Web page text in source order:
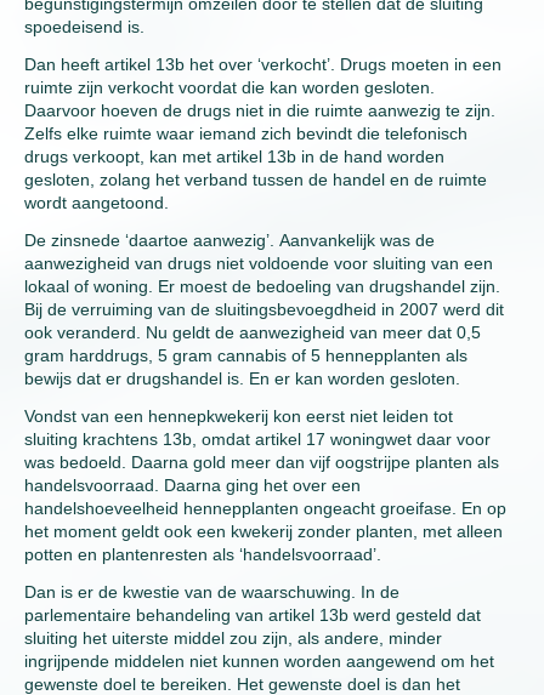
spoedeisend is.
Dan heeft artikel 13b het over ‘verkocht’. Drugs moeten in een
ruimte zijn verkocht voordat die kan worden gesloten.
Daarvoor hoeven de drugs niet in die ruimte aanwezig te zijn.
Zelfs elke ruimte waar iemand zich bevindt die telefonisch
drugs verkoopt, kan met artikel 13b in de hand worden
gesloten, zolang het verband tussen de handel en de ruimte
wordt aangetoond.
De zinsnede ‘daartoe aanwezig’. Aanvankelijk was de
aanwezigheid van drugs niet voldoende voor sluiting van een
lokaal of woning. Er moest de bedoeling van drugshandel zijn.
Bij de verruiming van de sluitingsbevoegdheid in 2007 werd dit
ook veranderd. Nu geldt de aanwezigheid van meer dat 0,5
gram harddrugs, 5 gram cannabis of 5 hennepplanten als
bewijs dat er drugshandel is. En er kan worden gesloten.
Vondst van een hennepkwekerij kon eerst niet leiden tot
sluiting krachtens 13b, omdat artikel 17 woningwet daar voor
was bedoeld. Daarna gold meer dan vijf oogstrijpe planten als
handelsvoorraad. Daarna ging het over een
handelshoeveelheid hennepplanten ongeacht groeifase. En op
het moment geldt ook een kwekerij zonder planten, met alleen
potten en plantenresten als ‘handelsvoorraad’.
Dan is er de kwestie van de waarschuwing. In de
parlementaire behandeling van artikel 13b werd gesteld dat
sluiting het uiterste middel zou zijn, als andere, minder
ingrijpende middelen niet kunnen worden aangewend om het
gewenste doel te bereiken. Het gewenste doel is dan het